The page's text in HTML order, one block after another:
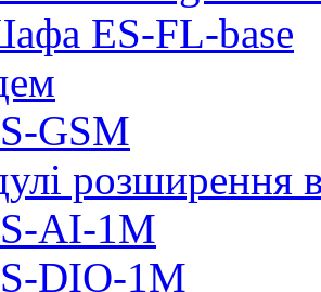
ES-FL-base
GSM
розширення
AI-1M
DIO-1М